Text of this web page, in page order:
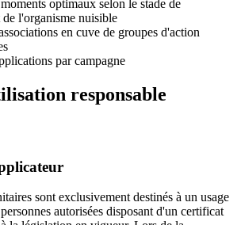
optimaux selon le stade de
l'organisme nuisible
en cuve de groupes d'action
par campagne
responsable
sont exclusivement destinés à un usage
autorisées disposant d'un certificat